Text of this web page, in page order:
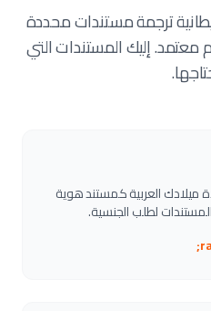
ترجمة مستندات محددة
معتمد. إليك المستندات التي
العربية كمستند هوية
لطلب الجنسية.